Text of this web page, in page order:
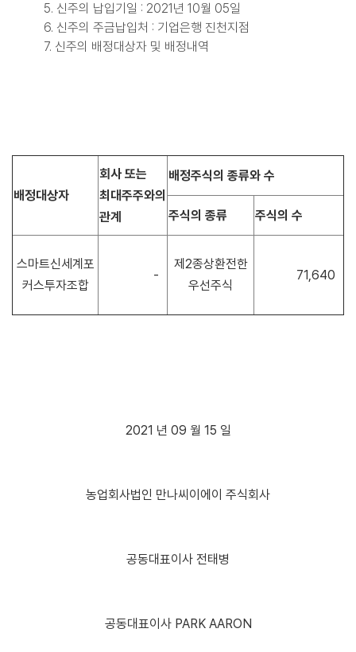
5. 신주의 납입기일 : 2021년 10월 05일
6. 신주의 주금납입처 : 기업은행 진천지점
7. 신주의 배정대상자 및 배정내역
배정대상자
회사 또는
최대주주와의
관계
배정주식의 종류와 수
주식의 종류 주식의 수
스마트신세계포
커스투자조합
-
제2종상환전한
우선주식
71,640
2021 년 09 월 15 일
농업회사법인 만나씨이에이 주식회사
공동대표이사 전태병
공동대표이사 PARK AARON